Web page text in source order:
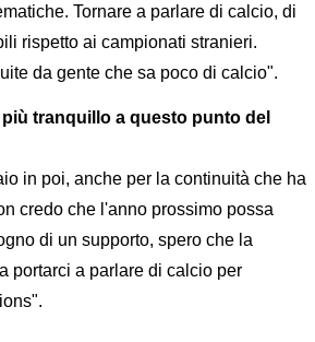
Tornare a parlare di calcio, di
rispetto ai campionati stranieri.
da gente che sa poco di calcio".
tranquillo a questo punto del
in poi, anche per la continuità che ha
credo che l'anno prossimo possa
di un supporto, spero che la
portarci a parlare di calcio per